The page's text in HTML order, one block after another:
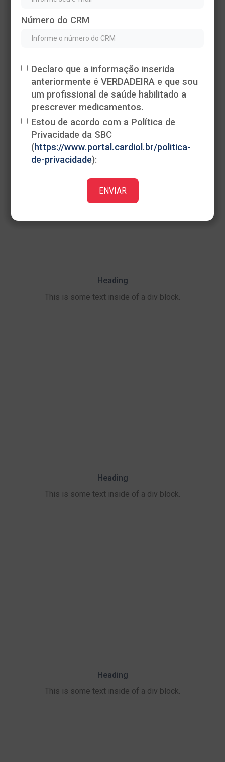
Número do CRM
Declaro que a informação inserida
anteriormente é VERDADEIRA e que sou
um profissional de saúde habilitado a
prescrever medicamentos.
Estou de acordo com a Política de
Privacidade da SBC
(https://www.portal.cardiol.br/politica-
de-privacidade):
Heading
This is some text inside of a div block.
Heading
This is some text inside of a div block.
Heading
This is some text inside of a div block.
Heading
This is some text inside of a div block.